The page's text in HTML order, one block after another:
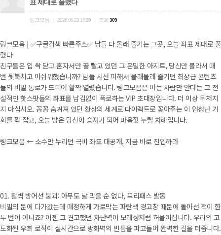
표 제대로 풀렸다
링크모음 2026.05.23 15:29 조회 309
링크모음 | ✅구글검색 빠른주소✅ 남들 다 몰래 즐기는 그곳, 오늘 좌표 제대로 풀
렸다
친구들은 입 싹 닫고 혼자서만 꿀 빨고 있던 그 은밀한 아지트, 당신만 몰라서 매
번 뒷북치고 아쉬워했습니까? 남들 시선 피해서 몰래몰래 즐기던 최상급 콘텐츠
들의 비밀 통로가 드디어 활짝 열렸습니다. 링크모음은 아는 사람만 안다는 그 전
설적인 핫스팟들의 좌표를 남김없이 폭로하는 VIP 초대장입니다. 더 이상 뒤처지
지 마십시오. 꽁꽁 숨겨져 있던 환상의 세계로 다이렉트로 꽂아주는 이 엄청난 기
회를 꽉 잡고, 오늘 밤은 당신이 승자가 되어 마음껏 누릴 차례입니다.
링크모음 ← 소수만 누리던 극비 좌표 대공개, 지금 바로 진입하라
01. 철벽 방어선 붕괴: 아무도 날 막을 순 없다, 프리패스 발동
비밀의 문에 다가갔는데 매정하게 가로막는 파란색 경고창 때문에 돌아선 적이 한
두 번이 아니죠? 이젠 그 견고했던 차단벽이 모래성처럼 허물어집니다. 우리의 고
도화된 우회 로직이 실시간으로 방화벽의 빈틈을 파고들어 완벽한 길을 터줍니다.